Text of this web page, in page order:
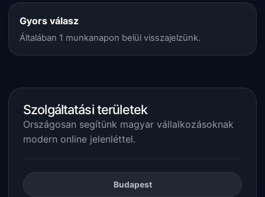
Gyors válasz
Általában 1 munkanapon belül visszajelzünk.
Szolgáltatási területek
Országosan segítünk magyar vállalkozásoknak
modern online jelenléttel.
Budapest